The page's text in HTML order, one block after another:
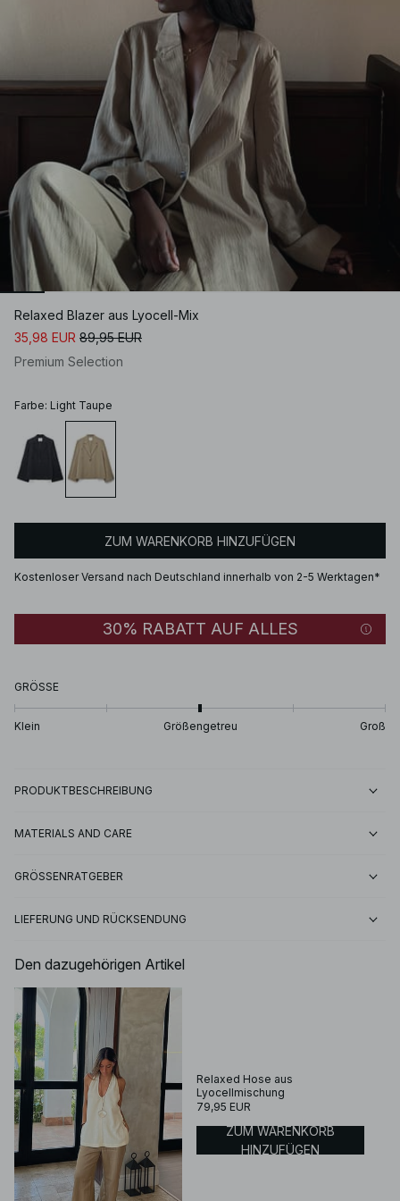
Relaxed Blazer aus Lyocell-Mix
35,98 EUR 89,95 EUR
Premium Selection
Farbe: Light Taupe
ZUM WARENKORB HINZUFÜGEN
Kostenloser Versand nach Deutschland innerhalb von 2-5 Werktagen*
30% RABATT AUF ALLES
GRÖSSE
Klein Größengetreu Groß
PRODUKTBESCHREIBUNG
MATERIALS AND CARE
GRÖSSENRATGEBER
LIEFERUNG UND RÜCKSENDUNG
Den dazugehörigen Artikel
Relaxed Hose aus
Lyocellmischung
79,95 EUR
ZUM WARENKORB
HINZUFÜGEN